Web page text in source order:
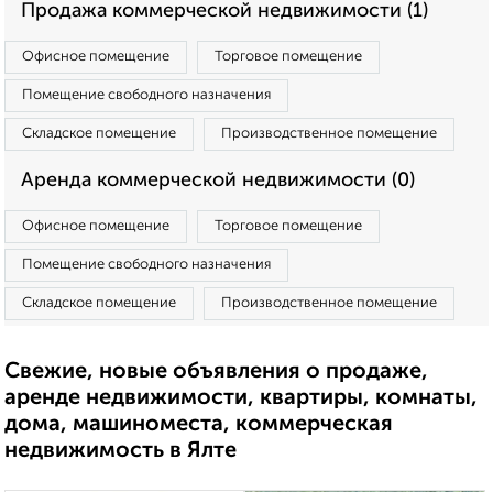
Продажа коммерческой недвижимости (1)
Офисное помещение Торговое помещение
Помещение свободного назначения
Складское помещение Производственное помещение
Аренда коммерческой недвижимости (0)
Офисное помещение Торговое помещение
Помещение свободного назначения
Складское помещение Производственное помещение
Свежие, новые объявления о продаже,
аренде недвижимости, квартиры, комнаты,
дома, машиноместа, коммерческая
недвижимость в Ялте